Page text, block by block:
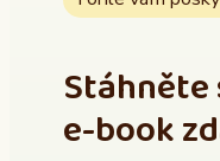
Stáhněte
e-book